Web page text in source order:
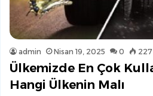
admin Nisan 19, 2025 0 227
Ülkemizde En Çok
Hangi Ülkenin Malı